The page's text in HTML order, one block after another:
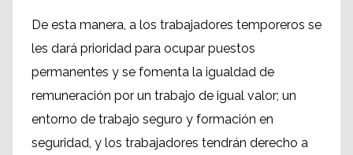
De esta manera, a los trabajadores temporeros se
les dará prioridad para ocupar puestos
permanentes y se fomenta la igualdad de
remuneración por un trabajo de igual valor; un
entorno de trabajo seguro y formación en
seguridad, y los trabajadores tendrán derecho a